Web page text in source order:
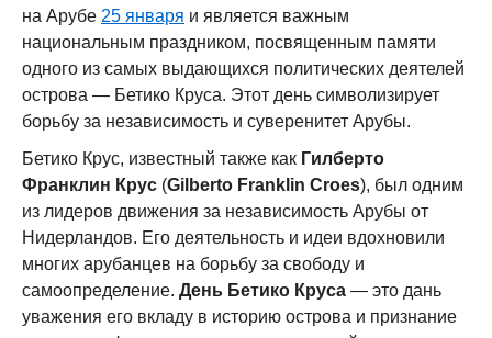
на Арубе 25 января и является важным
национальным праздником, посвященным памяти
одного из самых выдающихся политических деятелей
острова — Бетико Круса. Этот день символизирует
борьбу за независимость и суверенитет Арубы.
Бетико Крус, известный также как Гилберто
Франклин Крус (Gilberto Franklin Croes), был одним
из лидеров движения за независимость Арубы от
Нидерландов. Его деятельность и идеи вдохновили
многих арубанцев на борьбу за свободу и
самоопределение. День Бетико Круса — это дань
уважения его вкладу в историю острова и признание